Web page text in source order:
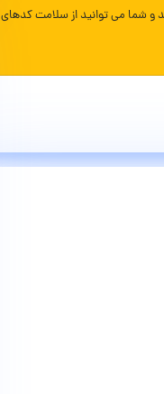
و شما می توانید از سلامت کدهای